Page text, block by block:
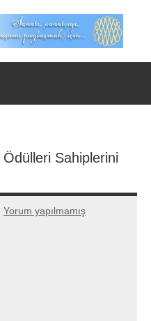
Sahiplerini
Yorum yapılmamış